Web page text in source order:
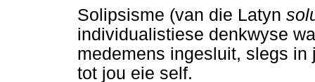
Solipsisme (van die Latyn
individualistiese denkwyse
medemens ingesluit, slegs
tot jou eie self.